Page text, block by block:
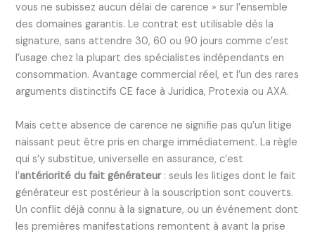
vous ne subissez aucun délai de carence » sur l’ensemble
des domaines garantis. Le contrat est utilisable dès la
signature, sans attendre 30, 60 ou 90 jours comme c’est
l’usage chez la plupart des spécialistes indépendants en
consommation. Avantage commercial réel, et l’un des rares
arguments distinctifs CE face à Juridica, Protexia ou AXA.
Mais cette absence de carence ne signifie pas qu’un litige
naissant peut être pris en charge immédiatement. La règle
qui s’y substitue, universelle en assurance, c’est
l’antériorité du fait générateur: seuls les litiges dont le fait
générateur est postérieur à la souscription sont couverts.
Un conflit déjà connu à la signature, ou un événement dont
les premières manifestations remontent à avant la prise